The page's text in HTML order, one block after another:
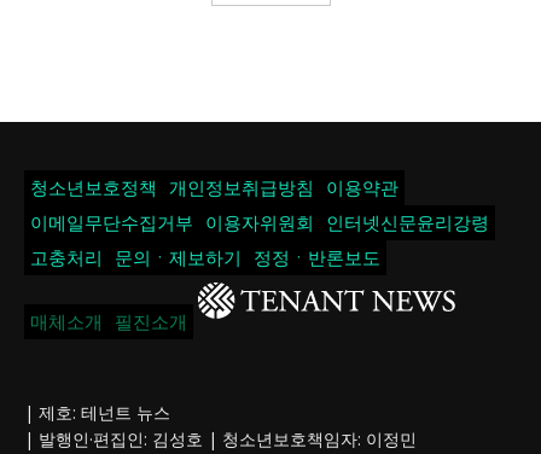
청소년보호정책 개인정보취급방침
이용약관
이메일무단수집거부
이용자위원회
인터넷신문윤리강령
고충처리
문의ㆍ제보하기 정정ㆍ반론보도
매체소개 필진소개
| 제호: 테넌트 뉴스
| 발행인·편집인: 김성호 | 청소년보호책임자: 이정민